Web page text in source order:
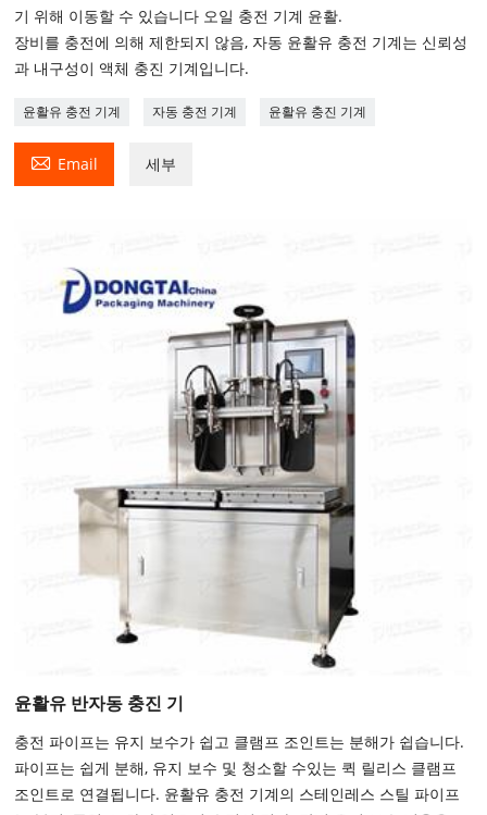
기 위해 이동할 수 있습니다 오일 충전 기계 윤활.
장비를 충전에 의해 제한되지 않음, 자동 윤활유 충전 기계는 신뢰성
과 내구성이 액체 충진 기계입니다.
윤활유 충전 기계 자동 충전 기계 윤활유 충진 기계
 Email 세부
윤활유 반자동 충진 기
충전 파이프는 유지 보수가 쉽고 클램프 조인트는 분해가 쉽습니다.
파이프는 쉽게 분해, 유지 보수 및 청소할 수있는 퀵 릴리스 클램프
조인트로 연결됩니다. 윤활유 충전 기계의 스테인레스 스틸 파이프